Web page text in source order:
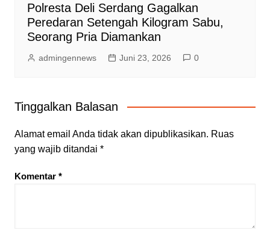
Polresta Deli Serdang Gagalkan
Peredaran Setengah Kilogram Sabu,
Seorang Pria Diamankan
admingennews Juni 23, 2026 0
Tinggalkan Balasan
Alamat email Anda tidak akan dipublikasikan. Ruas
yang wajib ditandai *
Komentar *